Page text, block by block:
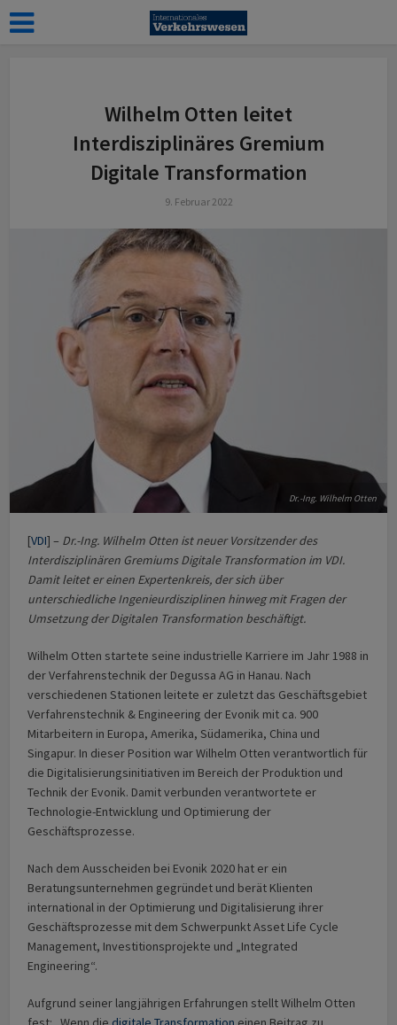
Wilhelm Otten leitet
Interdisziplinäres Gremium
Digitale Transformation
9. Februar 2022
Dr.-Ing. Wilhelm Otten
[VDI] – Dr.-Ing. Wilhelm Otten ist neuer Vorsitzender des
Interdisziplinären Gremiums Digitale Transformation im VDI.
Damit leitet er einen Expertenkreis, der sich über
unterschiedliche Ingenieurdisziplinen hinweg mit Fragen der
Umsetzung der Digitalen Transformation beschäftigt.
Wilhelm Otten startete seine industrielle Karriere im Jahr 1988 in
der Verfahrenstechnik der Degussa AG in Hanau. Nach
verschiedenen Stationen leitete er zuletzt das Geschäftsgebiet
Verfahrenstechnik & Engineering der Evonik mit ca. 900
Mitarbeitern in Europa, Amerika, Südamerika, China und
Singapur. In dieser Position war Wilhelm Otten verantwortlich für
die Digitalisierungsinitiativen im Bereich der Produktion und
Technik der Evonik. Damit verbunden verantwortete er
Technologie-Entwicklung und Optimierung der
Geschäftsprozesse.
Nach dem Ausscheiden bei Evonik 2020 hat er ein
Beratungsunternehmen gegründet und berät Klienten
international in der Optimierung und Digitalisierung ihrer
Geschäftsprozesse mit dem Schwerpunkt Asset Life Cycle
Management, Investitionsprojekte und „Integrated
Engineering“.
Aufgrund seiner langjährigen Erfahrungen stellt Wilhelm Otten